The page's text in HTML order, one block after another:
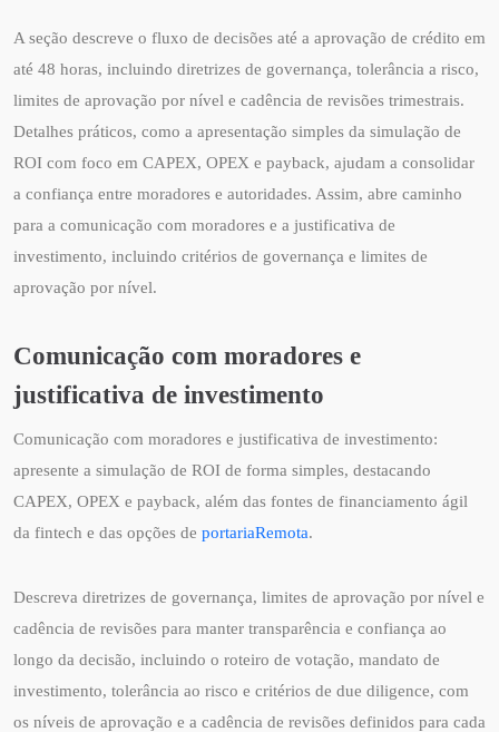
A seção descreve o fluxo de decisões até a aprovação de crédito em
até 48 horas, incluindo diretrizes de governança, tolerância a risco,
limites de aprovação por nível e cadência de revisões trimestrais.
Detalhes práticos, como a apresentação simples da simulação de
ROI com foco em CAPEX, OPEX e payback, ajudam a consolidar
a confiança entre moradores e autoridades. Assim, abre caminho
para a comunicação com moradores e a justificativa de
investimento, incluindo critérios de governança e limites de
aprovação por nível.
Comunicação com moradores e
justificativa de investimento
Comunicação com moradores e justificativa de investimento:
apresente a simulação de ROI de forma simples, destacando
CAPEX, OPEX e payback, além das fontes de financiamento ágil
da fintech e das opções de portariaRemota.
Descreva diretrizes de governança, limites de aprovação por nível e
cadência de revisões para manter transparência e confiança ao
longo da decisão, incluindo o roteiro de votação, mandato de
investimento, tolerância ao risco e critérios de due diligence, com
os níveis de aprovação e a cadência de revisões definidos para cada